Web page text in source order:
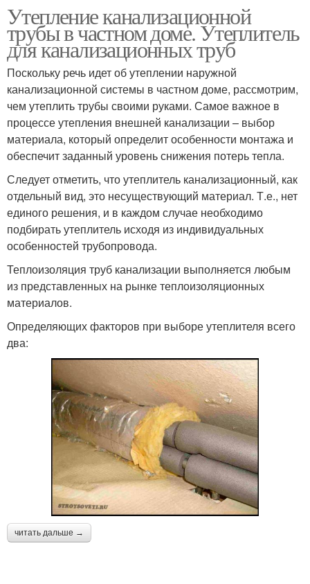
Утепление канализационной
трубы в частном доме. Утеплитель
для канализационных труб
Поскольку речь идет об утеплении наружной
канализационной системы в частном доме, рассмотрим,
чем утеплить трубы своими руками. Самое важное в
процессе утепления внешней канализации – выбор
материала, который определит особенности монтажа и
обеспечит заданный уровень снижения потерь тепла.
Следует отметить, что утеплитель канализационный, как
отдельный вид, это несуществующий материал. Т.е., нет
единого решения, и в каждом случае необходимо
подбирать утеплитель исходя из индивидуальных
особенностей трубопровода.
Теплоизоляция труб канализации выполняется любым
из представленных на рынке теплоизоляционных
материалов.
Определяющих факторов при выборе утеплителя всего
два:
читать дальше →